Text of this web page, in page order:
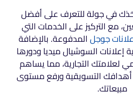
في جولة للتعرف على أفضل
مع التركيز على الخدمات التي
جوجلالمدفوعة. بالإضافة
إعلانات السوشيال ميديا ودورها
لعلامتك التجارية، مما يساهم
التسويقية ورفع مستوى
مبيعاتك.